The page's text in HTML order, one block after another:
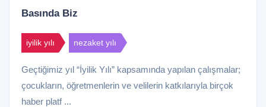
Basında Biz
iyilik yılı nezaket yılı
Geçtiğimiz yıl “İyilik Yılı” kapsamında yapılan çalışmalar;
çocukların, öğretmenlerin ve velilerin katkılarıyla birçok
haber platf ...